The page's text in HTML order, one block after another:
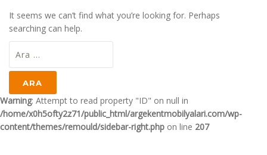
It seems we can’t find what you’re looking for. Perhaps
searching can help.
Warning: Attempt to read property "ID" on null in
/home/x0h5ofty2z71/public_html/argekentmobilyalari.com/wp-
content/themes/remould/sidebar-right.php on line 207